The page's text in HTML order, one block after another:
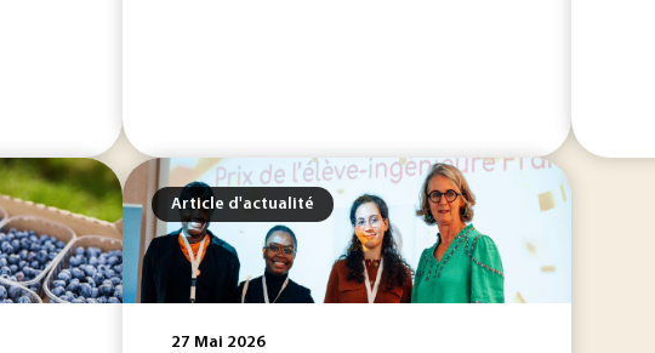
Article d'actualité
27 Mai 2026